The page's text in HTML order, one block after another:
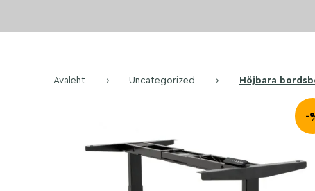
Avaleht › Uncategorized › Höjbara
-